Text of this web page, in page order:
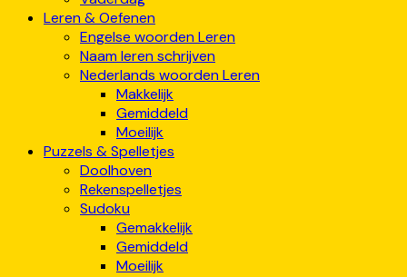
Leren & Oefenen
Engelse woorden Leren
Naam leren schrijven
Nederlands woorden Leren
Makkelijk
Gemiddeld
Moeilijk
Puzzels & Spelletjes
Doolhoven
Rekenspelletjes
Sudoku
Gemakkelijk
Gemiddeld
Moeilijk